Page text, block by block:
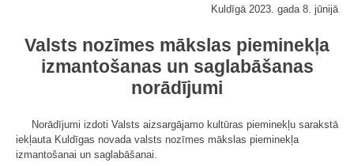
Kuldīgā 2023. gada 8. jūnijā
Valsts nozīmes mākslas pieminekļa
izmantošanas un saglabāšanas
norādījumi
Norādījumi izdoti Valsts aizsargājamo kultūras pieminekļu sarakstā
iekļauta Kuldīgas novada valsts nozīmes mākslas pieminekļa
izmantošanai un saglabāšanai.